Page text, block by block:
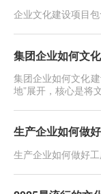
企业文化建设项目
集团企业如何文
集团企业如何文化
地”展开，核心是将文
生产企业如何做
生产企业如何做好